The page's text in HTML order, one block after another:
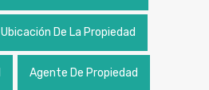
Ubicación De La Propiedad
Agente De Propiedad